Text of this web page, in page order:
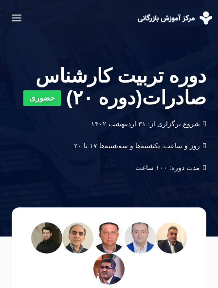
دوره تربیت کارشناس
صادرات(دوره ۲۰)
حضوری
شروع برگزاری از: ۳۱ اردیبهشت ۱۴۰۲
روز و ساعت: یکشنبه‌ها و سه‌شنبه‌ها ۱۷ تا ۲۰
مدت دوره: ۱۰۰ ساعت